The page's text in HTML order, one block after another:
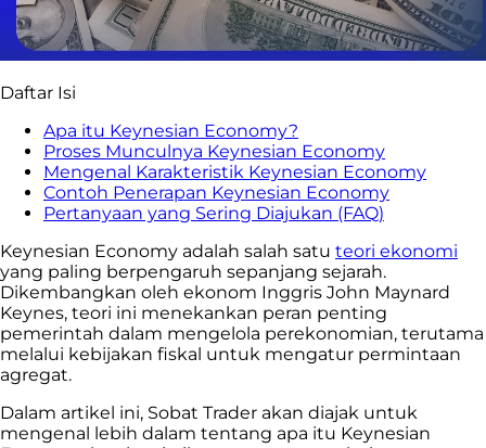
Daftar Isi
Apa itu Keynesian Economy?
Proses Munculnya Keynesian Economy
Mengenal Karakteristik Keynesian Economy
Contoh Penerapan Keynesian Economy
Pertanyaan yang Sering Diajukan (FAQ)
Keynesian Economy adalah salah satu teori ekonomi
yang paling berpengaruh sepanjang sejarah.
Dikembangkan oleh ekonom Inggris John Maynard
Keynes, teori ini menekankan peran penting
pemerintah dalam mengelola perekonomian, terutama
melalui kebijakan fiskal untuk mengatur permintaan
agregat.
Dalam artikel ini, Sobat Trader akan diajak untuk
mengenal lebih dalam tentang apa itu Keynesian